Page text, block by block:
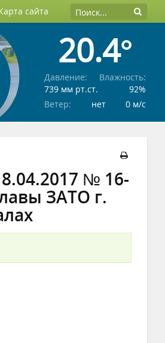
сайта
20.4°
Давление:
739 мм рт.ст.
Влажность:
92%
Ветер:
нет 0 м/c
№ 16-
ЗАТО г.